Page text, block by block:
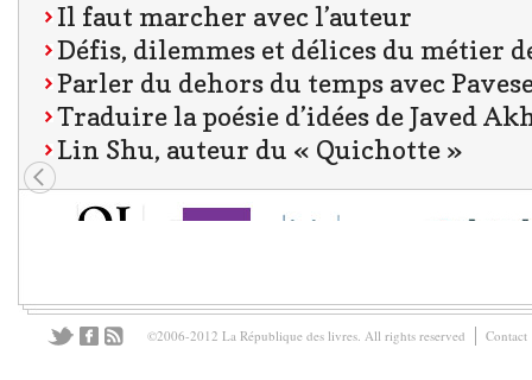
Il faut marcher avec l’auteur
Défis, dilemmes et délices du métier
Parler du dehors du temps avec
Traduire la poésie d’idées de Javed
Lin Shu, auteur du « Quichotte »
©2006-2012 La République des livres. All rights reserved Contact